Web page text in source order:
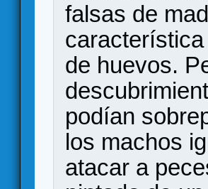
falsas de
de huevos.
podían
los machos
atacar a